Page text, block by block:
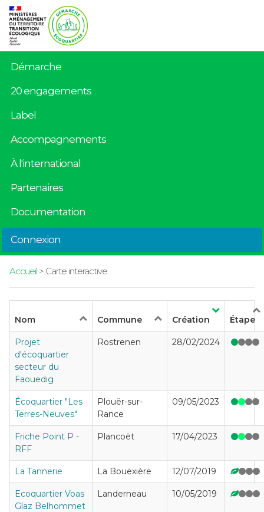
Démarche
20 engagements
Label
Accompagnements
À l'international
Partenaires
Documentation
Connexion
Accueil> Carte interactive
Nom Commune Création Étape
Projet
d'écoquartier
secteur du
Faouedig
Rostrenen 28/02/2024
Écoquartier "Les
Terres-Neuves"
Plouër-sur-
Rance
09/05/2023
Friche Point P -
RFF
Plancoët 17/04/2023
La Tannerie La Bouëxière 12/07/2019
Ecoquartier Voas
Glaz Belhommet
Landerneau 10/05/2019